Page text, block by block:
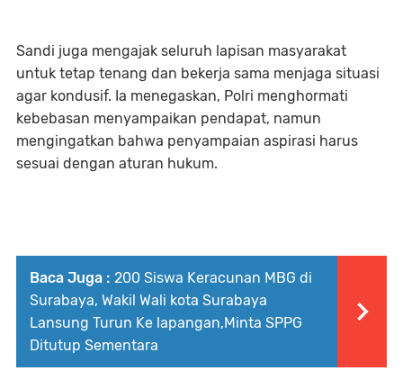
Sandi juga mengajak seluruh lapisan masyarakat
untuk tetap tenang dan bekerja sama menjaga situasi
agar kondusif. Ia menegaskan, Polri menghormati
kebebasan menyampaikan pendapat, namun
mengingatkan bahwa penyampaian aspirasi harus
sesuai dengan aturan hukum.
Baca Juga : 200 Siswa Keracunan MBG di
Surabaya, Wakil Wali kota Surabaya
Lansung Turun Ke lapangan,Minta SPPG
Ditutup Sementara